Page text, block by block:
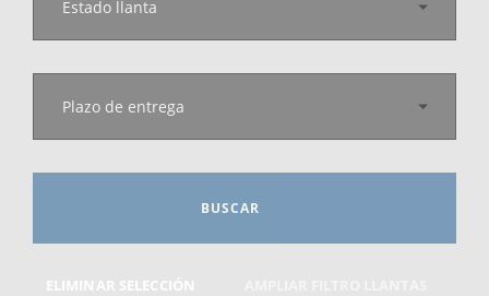
Estado llanta
Plazo de entrega
BUSCAR
ELIMINAR SELECCIÓN